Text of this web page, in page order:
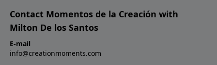
Contact Momentos de la Creación with
Milton De los Santos
E-mail
info@creationmoments.com